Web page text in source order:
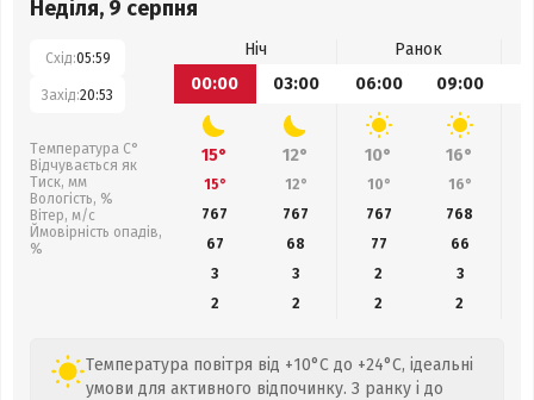
Неділя, 9 серпня
Схід:05:59
Захід:20:53
Температура С°
Відчувається як
Тиск, мм
Вологість, %
Вітер, м/с
Ймовірність опадів,
%
Ніч
Ранок
00:00
03:00 06:00 09:00
15° 12° 10° 16°
15° 12° 10° 16°
767
767 767 768
67
68 77 66
3
3 2
3
2
2 2 2
Температура повітря від +10°C до +24°C, ідеальні
умови для активного відпочинку. З ранку і до